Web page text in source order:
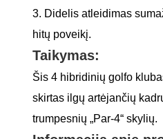
3. Didelis atleidimas
hitų poveikį.
Taikymas:
Šis 4 hibridinių golfo
skirtas ilgų artėjančių
trumpesnių „Par-4“ skylių.